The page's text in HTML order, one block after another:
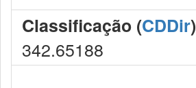
Classificação (CDDir)
342.65188